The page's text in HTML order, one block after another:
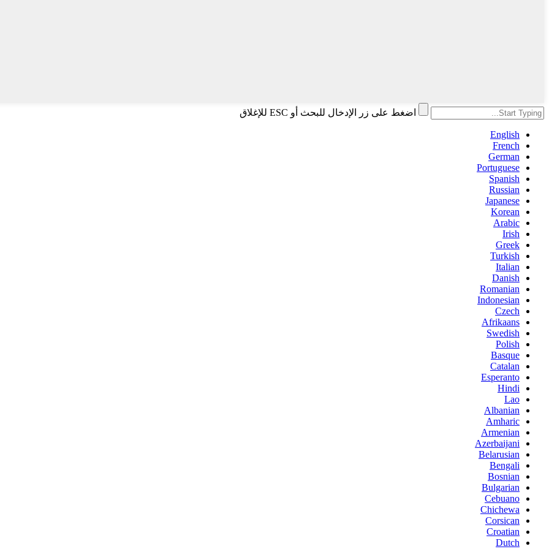
اضغط على زر الإدخال للبحث أو ESC للإغلاق
English
French
German
Portuguese
Spanish
Russian
Japanese
Korean
Arabic
Irish
Greek
Turkish
Italian
Danish
Romanian
Indonesian
Czech
Afrikaans
Swedish
Polish
Basque
Catalan
Esperanto
Hindi
Lao
Albanian
Amharic
Armenian
Azerbaijani
Belarusian
Bengali
Bosnian
Bulgarian
Cebuano
Chichewa
Corsican
Croatian
Dutch